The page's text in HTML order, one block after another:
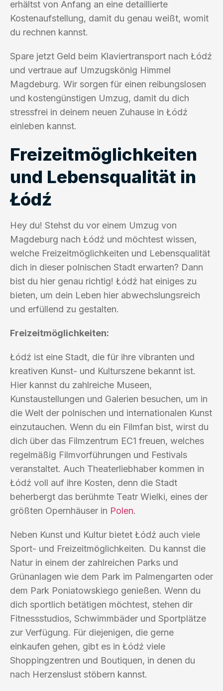
erhältst von Anfang an eine detaillierte
Kostenaufstellung, damit du genau weißt, womit
du rechnen kannst.
Spare jetzt Geld beim Klaviertransport nach Łódź
und vertraue auf Umzugskönig Himmel
Magdeburg. Wir sorgen für einen reibungslosen
und kostengünstigen Umzug, damit du dich
stressfrei in deinem neuen Zuhause in Łódź
einleben kannst.
Freizeitmöglichkeiten
und Lebensqualität in
Łódź
Hey du! Stehst du vor einem Umzug von
Magdeburg nach Łódź und möchtest wissen,
welche Freizeitmöglichkeiten und Lebensqualität
dich in dieser polnischen Stadt erwarten? Dann
bist du hier genau richtig! Łódź hat einiges zu
bieten, um dein Leben hier abwechslungsreich
und erfüllend zu gestalten.
Freizeitmöglichkeiten:
Łódź ist eine Stadt, die für ihre vibranten und
kreativen Kunst- und Kulturszene bekannt ist.
Hier kannst du zahlreiche Museen,
Kunstaustellungen und Galerien besuchen, um in
die Welt der polnischen und internationalen Kunst
einzutauchen. Wenn du ein Filmfan bist, wirst du
dich über das Filmzentrum EC1 freuen, welches
regelmäßig Filmvorführungen und Festivals
veranstaltet. Auch Theaterliebhaber kommen in
Łódź voll auf ihre Kosten, denn die Stadt
beherbergt das berühmte Teatr Wielki, eines der
größten Opernhäuser in Polen.
Neben Kunst und Kultur bietet Łódź auch viele
Sport- und Freizeitmöglichkeiten. Du kannst die
Natur in einem der zahlreichen Parks und
Grünanlagen wie dem Park im Palmengarten oder
dem Park Poniatowskiego genießen. Wenn du
dich sportlich betätigen möchtest, stehen dir
Fitnessstudios, Schwimmbäder und Sportplätze
zur Verfügung. Für diejenigen, die gerne
einkaufen gehen, gibt es in Łódź viele
Shoppingzentren und Boutiquen, in denen du
nach Herzenslust stöbern kannst.